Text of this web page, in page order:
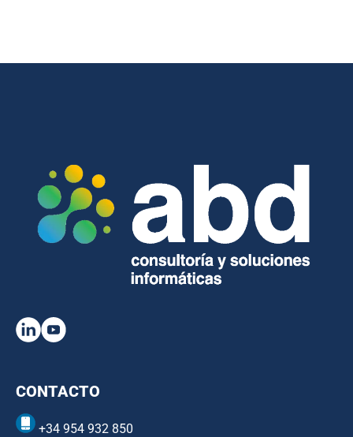
CONTACTO
+34 954 932 850